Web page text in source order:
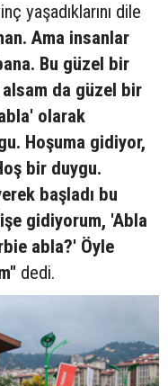
yaşadıklarını dile
Ama insanlar
Bu güzel bir
da güzel bir
olarak
Hoşuma gidiyor,
bir duygu.
başladı bu
gidiyorum, 'Abla
abla?' Öyle
dedi.